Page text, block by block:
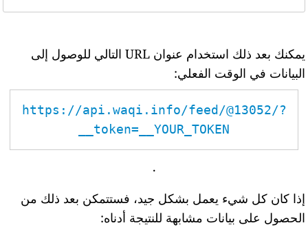
يمكنك بعد ذلك استخدام عنوان URL التالي للوصول إلى
البيانات في الوقت الفعلي:
https://api.waqi.info/feed/@13052/?
token=__YOUR_TOKEN__
.
إذا كان كل شيء يعمل بشكل جيد، فستتمكن بعد ذلك من
الحصول على بيانات مشابهة للنتيجة أدناه: